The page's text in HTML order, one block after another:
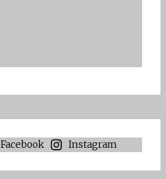
Facebook Instagram